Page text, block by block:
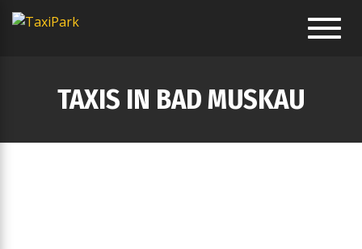
TAXIS IN BAD MUSKAU